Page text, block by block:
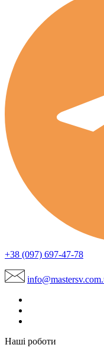
+38 (097) 697-47-78
Наші роботи